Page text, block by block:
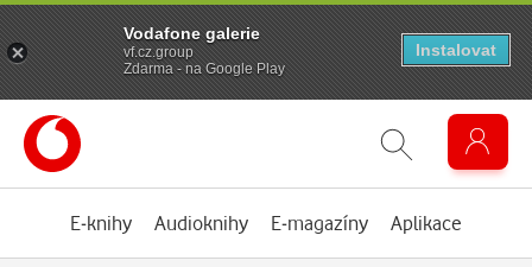
E-knihy Audioknihy E-magazíny Aplikace
Vodafone galerie
vf.cz.group
Zdarma - na Google Play
Instalovat